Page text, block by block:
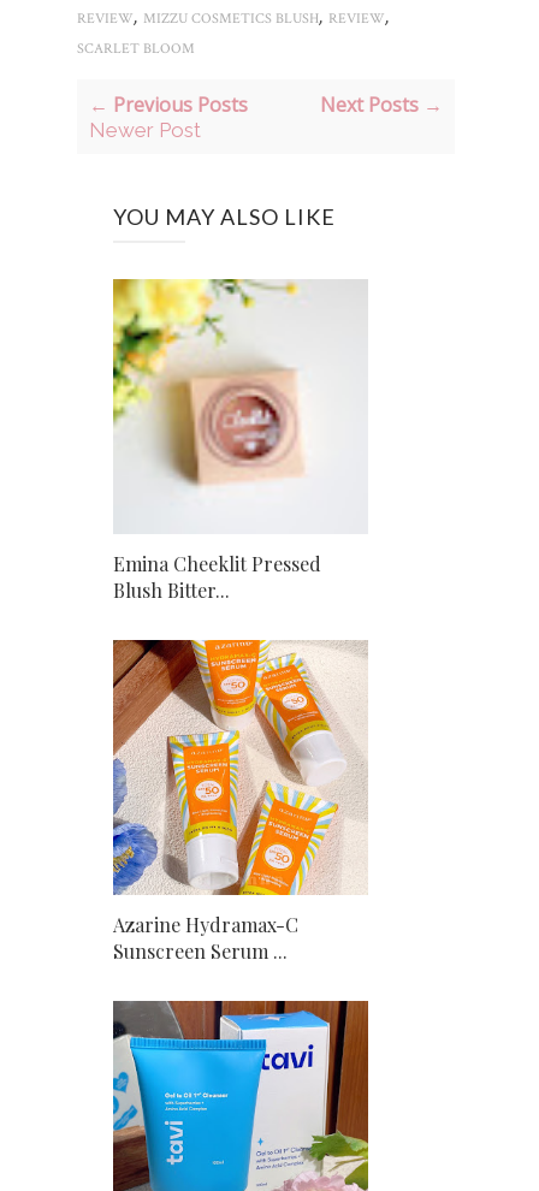
REVIEW, MIZZU COSMETICS BLUSH, REVIEW,
SCARLET BLOOM
← Previous Posts
Newer Post
Next Posts →
YOU MAY ALSO LIKE
Emina Cheeklit Pressed
Blush Bitter...
Azarine Hydramax-C
Sunscreen Serum ...